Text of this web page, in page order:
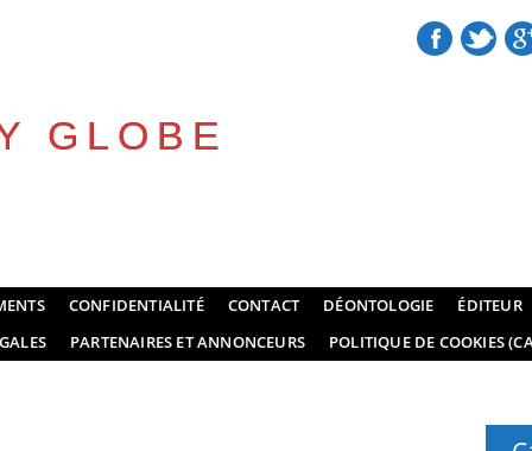
GLOBE
CONFIDENTIALITÉ CONTACT DÉONTOLOGIE
ÉDITEUR
PARTENAIRES ET ANNONCEURS POLITIQUE DE COOKIES